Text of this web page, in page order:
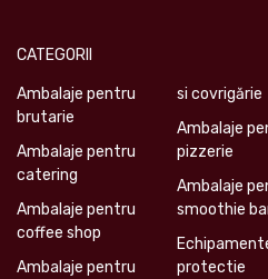
CATEGORII
Ambalaje pentru
brutarie
Ambalaje pentru
catering
Ambalaje pentru
coffee shop
Ambalaje pentru
si covrigărie
Ambalaje
pizzerie
Ambalaje
smoothie
protectie